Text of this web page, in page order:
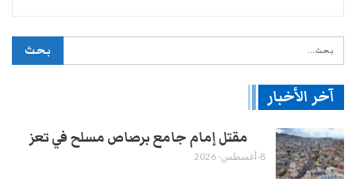
آخر الأخبار
مقتل إمام جامع برصاص مسلح في تعز
8-أغسطس- 2026